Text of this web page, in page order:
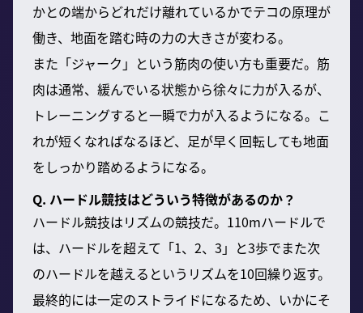
かとの端からどれだけ離れているかでテコの原理が
働き、地面を踏む時の力の大きさが変わる。
また「ジャーク」という筋肉の使い方も重要だ。筋
肉は通常、緩んでいる状態から徐々に力が入るが、
トレーニングすると一瞬で力が入るようになる。こ
れが短くなればなるほど、足が早く回転しても地面
をしっかり踏めるようになる。
Q. ハードル競技はどういう特徴があるのか？
ハードル競技はリズムの競技だ。110mハードルで
は、ハードルを超えて「1、2、3」と3歩でまた次
のハードルを越えるというリズムを10回繰り返す。
最終的には一定のストライドになるため、いかにそ